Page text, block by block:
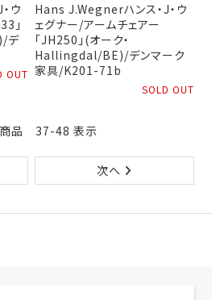
ウ
」
デ
OUT
Hans J.Wegnerハンス・J・ウ
ェグナー/アームチェアー
「JH250」(オーク・
Hallingdal/BE)/デンマーク
家具/K201-71b
SOLD OUT
品 37-48 表示
次へ